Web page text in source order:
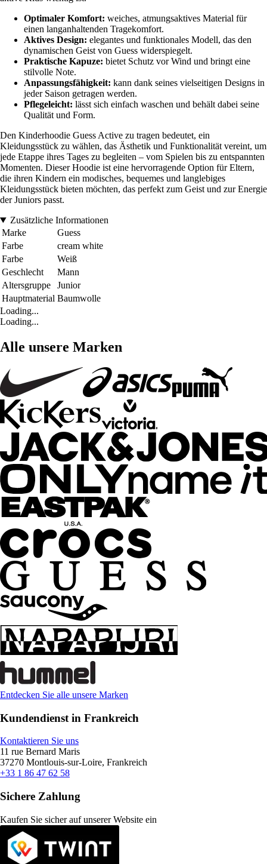
Optimaler Komfort: weiches, atmungsaktives Material für
einen langanhaltenden Tragekomfort.
Aktives Design: elegantes und funktionales Modell, das den
dynamischen Geist von Guess widerspiegelt.
Praktische Kapuze: bietet Schutz vor Wind und bringt eine
stilvolle Note.
Anpassungsfähigkeit: kann dank seines vielseitigen Designs in
jeder Saison getragen werden.
Pflegeleicht: lässt sich einfach waschen und behält dabei seine
Qualität und Form.
Den Kinderhoodie Guess Active zu tragen bedeutet, ein
Kleidungsstück zu wählen, das Ästhetik und Funktionalität vereint, um
jede Etappe ihres Tages zu begleiten – vom Spielen bis zu entspannten
Momenten. Dieser Hoodie ist eine hervorragende Option für Eltern,
die ihren Kindern ein modisches, bequemes und langlebiges
Kleidungsstück bieten möchten, das perfekt zum Geist und zur Energie
der Juniors passt.
Zusätzliche Informationen
Marke
Guess
Farbe
cream white
Farbe
Weiß
Geschlecht
Mann
Altersgruppe
Junior
Hauptmaterial Baumwolle
Loading...
Loading...
Alle unsere Marken
Entdecken Sie alle unsere Marken
Kundendienst in Frankreich
Kontaktieren Sie uns
11 rue Bernard Maris
37270 Montlouis-sur-Loire, Frankreich
+33 1 86 47 62 58
Sichere Zahlung
Kaufen Sie sicher auf unserer Website ein